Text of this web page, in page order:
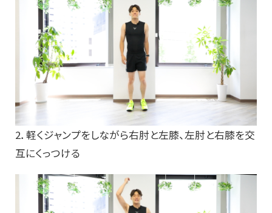
2．軽くジャンプをしながら右肘と左膝、左肘と右膝を交
互にくっつける